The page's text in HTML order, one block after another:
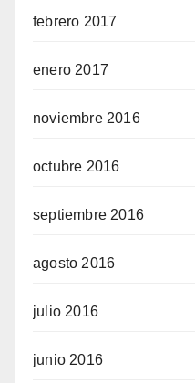
febrero 2017
enero 2017
noviembre 2016
octubre 2016
septiembre 2016
agosto 2016
julio 2016
junio 2016